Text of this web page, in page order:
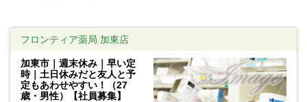
フロンティア薬局 加東店
加東市｜週末休み｜早い定
時｜土日休みだと友人と予
定もあわせやすい！（27
歳・男性）【社員募集】